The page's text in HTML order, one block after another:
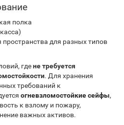
полка
пространства для разных типов
гдене требуется
. Для хранения
требований к
огневзломостойкие сейфы,
к взлому и пожару,
важных активов.